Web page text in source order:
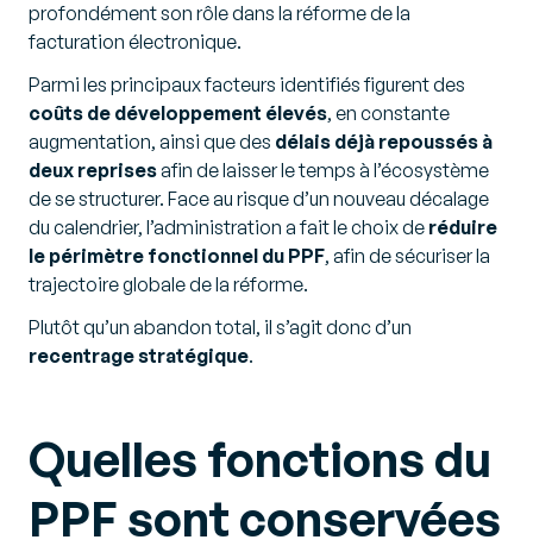
profondément son rôle dans la réforme de la
facturation électronique.
Parmi les principaux facteurs identifiés figurent des
coûts de développement élevés, en constante
augmentation, ainsi que des délais déjà repoussés à
deux reprisesafin de laisser le temps à l’écosystème
de se structurer. Face au risque d’un nouveau décalage
du calendrier, l’administration a fait le choix de réduire
le périmètre fonctionnel du PPF, afin de sécuriser la
trajectoire globale de la réforme.
Plutôt qu’un abandon total, il s’agit donc d’un
recentrage stratégique.
Quelles fonctions du
PPF sont conservées